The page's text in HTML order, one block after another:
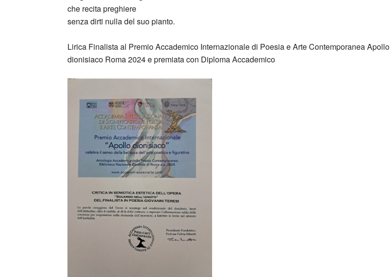
che recita preghiere
senza dirti nulla del suo pianto.
Lirica Finalista al Premio Accademico Internazionale di Poesia e Arte Contemporanea Apollo
dionisiaco Roma 2024 e premiata con Diploma Accademico